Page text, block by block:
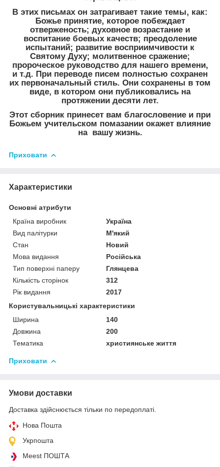
В этих письмах он затрагивает такие темы, как:
Божье принятие, которое побеждает
отверженость; духовное возрастание и
воспитание боевых качеств; преодоление
испытаний; развитие восприимчивости к
Святому Духу; молитвенное сражение;
пророческое руководство для нашего времени,
и т.д. При переводе писем полностью сохранен
их первоначальный стиль. Они сохранены в том
виде, в котором они публиковались на
протяжении десяти лет.
Этот сборник принесет вам благословение и при
Божьем учительском помазании окажет влияние
на вашу жизнь.
Приховати
Характеристики
Основні атрибути
Країна виробник
Україна
Вид палітурки
М'який
Стан
Новий
Мова видання
Російська
Тип поверхні паперу
Глянцева
Кількість сторінок
312
Рік видання
2017
Користувальницькі характеристики
Ширина
140
Довжина
200
Тематика
християнське життя
Приховати
Умови доставки
Доставка здійснюється тільки по передоплаті.
Нова Пошта
Укрпошта
Meest ПОШТА